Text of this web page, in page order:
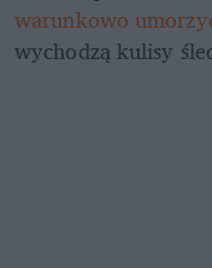
warunkowo
wychodzą kulisy